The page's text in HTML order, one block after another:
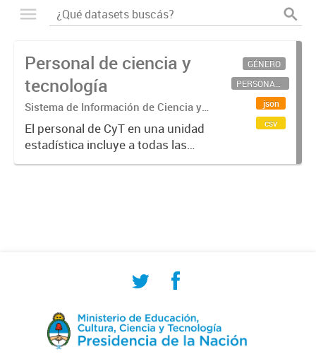
Personal de ciencia y
tecnología
Sistema de Información de Ciencia y
Tecnología Argentino (SICYTAR)
El personal de CyT en una unidad
estadística incluye a todas las
personas involucradas
GÉNERO
PERSONAL CIENTÍFICO-TECNOLÓGICO
json
csv